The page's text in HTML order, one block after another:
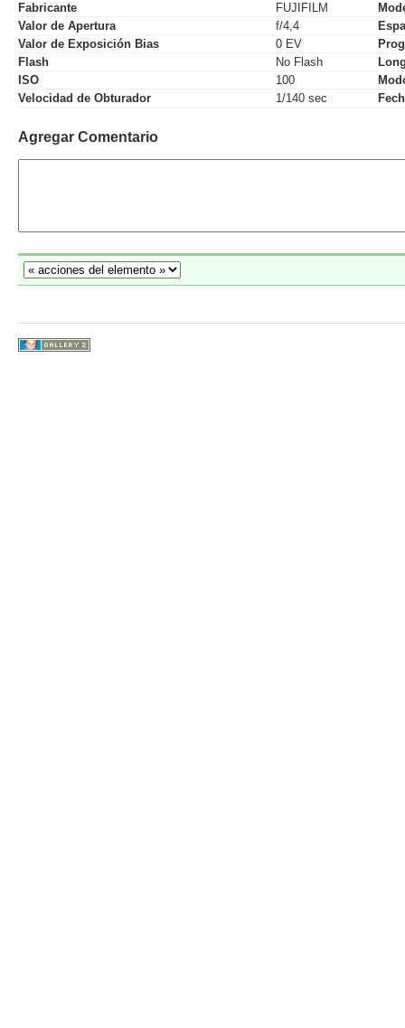
Fabricante FUJIFILM
Valor de Apertura
f/4,4
Valor de Exposición Bias
0 EV
Flash
No Flash
ISO
100
Velocidad de Obturador
1/140 sec
Agregar Comentario